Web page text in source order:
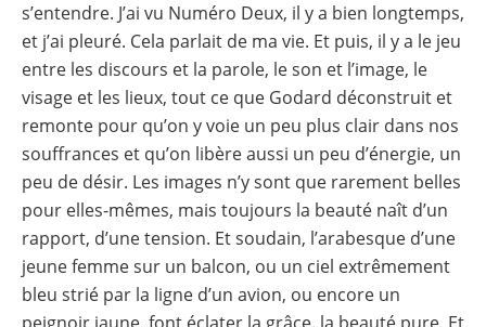
s’entendre. J’ai vu Numéro Deux, il y a bien longtemps,
et j’ai pleuré. Cela parlait de ma vie. Et puis, il y a le jeu
entre les discours et la parole, le son et l’image, le
visage et les lieux, tout ce que Godard déconstruit et
remonte pour qu’on y voie un peu plus clair dans nos
souffrances et qu’on libère aussi un peu d’énergie, un
peu de désir. Les images n’y sont que rarement belles
pour elles-mêmes, mais toujours la beauté naît d’un
rapport, d’une tension. Et soudain, l’arabesque d’une
jeune femme sur un balcon, ou un ciel extrêmement
bleu strié par la ligne d’un avion, ou encore un